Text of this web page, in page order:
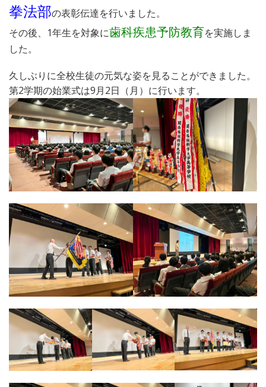
拳法部の表彰伝達を行いました。
その後、1年生を対象に歯科疾患予防教育を実施しま
した。
久しぶりに全校生徒の元気な姿を見ることができました。
第2学期の始業式は9月2日（月）に行います。